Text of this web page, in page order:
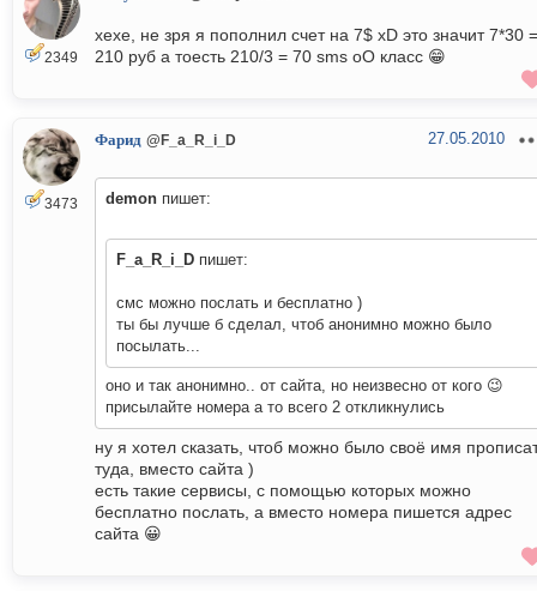
2349
хехе, не зря я пополнил счет на 7$ xD это значит 7*30 =
210 руб а тоесть 210/3 = 70 sms oO класс 😁
3473
Фарид @F_a_R_i_D 27.05.2010
demon пишет:
F_a_R_i_D пишет:
смс можно послать и бесплатно )
ты бы лучше б сделал, чтоб анонимно можно было
посылать...
оно и так анонимно.. от сайта, но неизвесно от кого 😉
присылайте номера а то всего 2 откликнулись
ну я хотел сказать, чтоб можно было своё имя
туда, вместо сайта )
есть такие сервисы, с помощью которых можно
бесплатно послать, а вместо номера пишется адрес
сайта 😀